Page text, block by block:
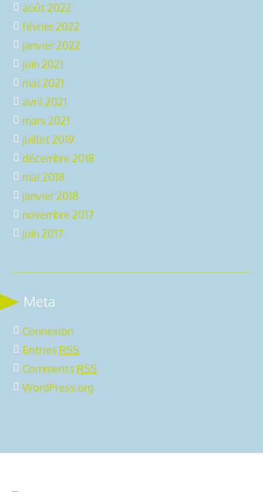
août 2022
février 2022
janvier 2022
juin 2021
mai 2021
avril 2021
mars 2021
juillet 2019
décembre 2018
mai 2018
janvier 2018
novembre 2017
juin 2017
Meta
Connexion
Entries RSS
Comments RSS
WordPress.org